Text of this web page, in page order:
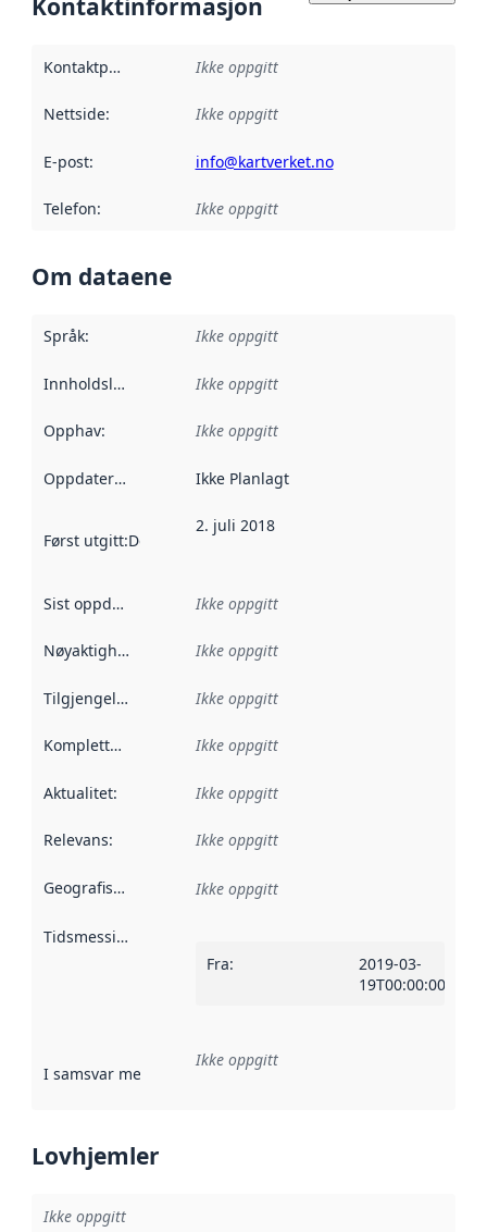
Kontaktinformasjon
Kontaktpunkt Ikke oppgitt
Nettside: Ikke oppgitt
E-post: info@kartverket.no
Telefon: Ikke oppgitt
Om dataene
Språk: Ikke oppgitt
Innholdsleverandører :
Ikke oppgitt
Opphav: Ikke oppgitt
Oppdateringsfrekvens :
Ikke Planlagt
Først utgitt:Denne datoen sier når dataene i dette
2. juli 2018
Sist oppdatert Ikke oppgitt
Nøyaktighet Ikke oppgitt
Tilgjengelighet Ikke oppgitt
Kompletthet Ikke oppgitt
Aktualitet: Ikke oppgitt
Relevans: Ikke oppgitt
Geografisk avgrensning :
Ikke oppgitt
Tidsmessig avgrensning
Fra:
2019-03-
19T00:00:00Z
I samsvar med Referanse til en implementasjonsregel
Ikke oppgitt
Lovhjemler
Ikke oppgitt